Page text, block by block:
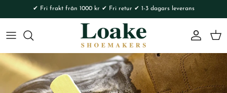
Skip to content
✔ Fri frakt från 1000 kr ✔ Fri retur ✔ 1-3 dagars leverans
Account
Cart